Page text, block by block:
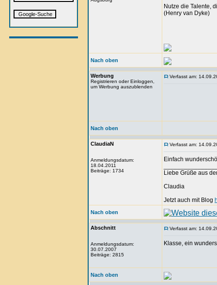
Nutze die Talente,
(Henry van Dyke)
Nach oben
Werbung
Registrieren oder Einloggen,
um Werbung auszublenden
Verfasst am:
Nach oben
ClaudiaN
Anmeldungsdatum:
18.04.2011
Beiträge: 1734
Verfasst am:
Einfach
Liebe Grüße aus
Claudia
Jetzt auch mit Blog
Nach oben
Abschnitt
Anmeldungsdatum:
30.07.2007
Beiträge: 2815
Verfasst am:
Klasse, ein
Nach oben